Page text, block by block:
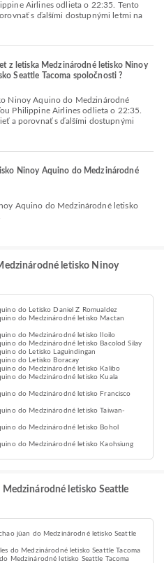
Airlines odlieta o 22:35. Tento
s ďalšími dostupnými letmi na
z letiska Medzinárodné letisko Ninoy
Seattle Tacoma spoločnosti ?
Philippine Airlines odlieta o 22:35.
a porovnať s ďalšími dostupnými
Ninoy Aquino do Medzinárodné
letisko Ninoy
do Letisko Daniel Z Romualdez
do Medzinárodné letisko Mactan
do Medzinárodné letisko Iloilo
do Medzinárodné letisko Bacolod Silay
do Letisko Laguindingan
do Letisko Boracay
do Medzinárodné letisko Kalibo
do Medzinárodné letisko Kuala
do Medzinárodné letisko Francisco
do Medzinárodné letisko Taiwan-
do Medzinárodné letisko Bohol
do Medzinárodné letisko Kaohsiung
letisko Seattle
jüan do Medzinárodné letisko Seattle
do Medzinárodné letisko Seattle Tacoma
Medzinárodné letisko Seattle Tacoma